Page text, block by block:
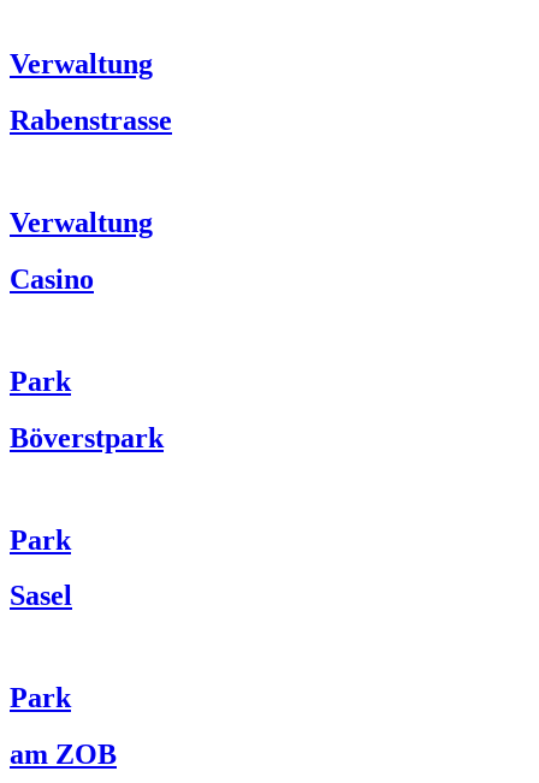
Verwaltung
Rabenstrasse
Verwaltung
Casino
Park
Böverstpark
Park
Sasel
Park
am ZOB